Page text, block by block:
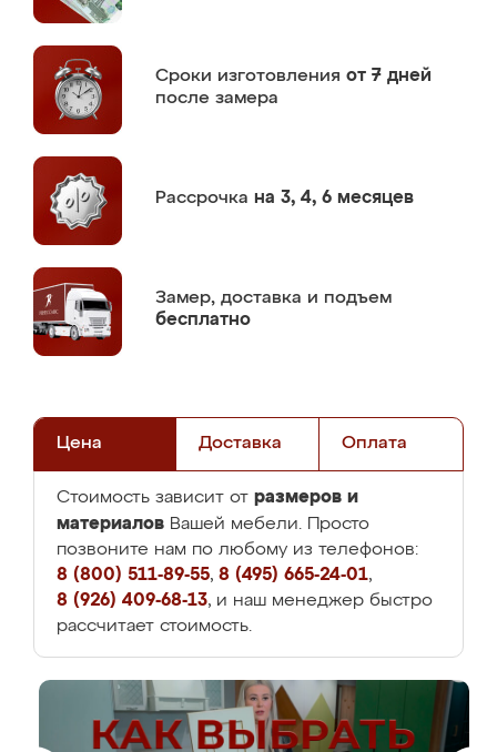
Сроки изготовления от 7 дней
после замера
Рассрочка на 3, 4, 6 месяцев
Замер, доставка и подъем
бесплатно
Цена Доставка Оплата
Стоимость зависит от размеров и
материалов Вашей мебели. Просто
позвоните нам по любому из телефонов:
8 (800) 511-89-55, 8 (495) 665-24-01,
8 (926) 409-68-13, и наш менеджер быстро
рассчитает стоимость.